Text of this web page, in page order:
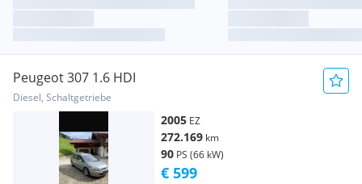
Peugeot 307 1.6 HDI
Diesel, Schaltgetriebe
2005 EZ
272.169 km
90 PS (66 kW)
€ 599